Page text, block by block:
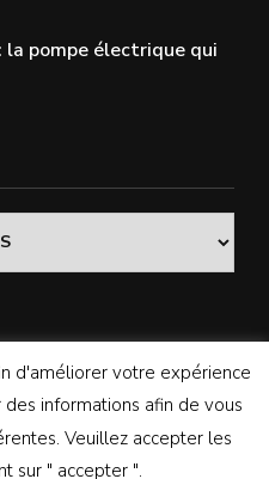
la pompe électrique qui
| Le blog. Tous
parBlossom
parWordPress
d'améliorer votre expérience
informations afin de vous
Veuillez accepter les
sur " accepter ".